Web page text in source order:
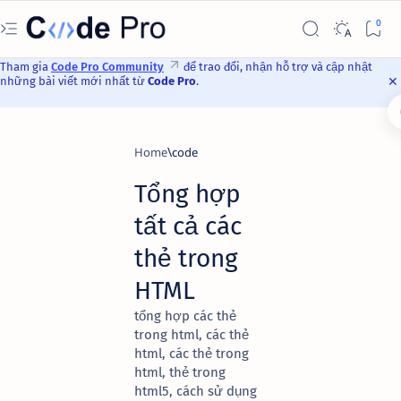
Tham gia Code Pro Community
để trao đổi, nhận hỗ trợ và cập nhật
những bài viết mới nhất từ Code Pro.
Home code
Tổng hợp
tất cả các
thẻ trong
HTML
tổng hợp các thẻ
trong html, các thẻ
html, các thẻ trong
html, thẻ trong
html5, cách sử dụng